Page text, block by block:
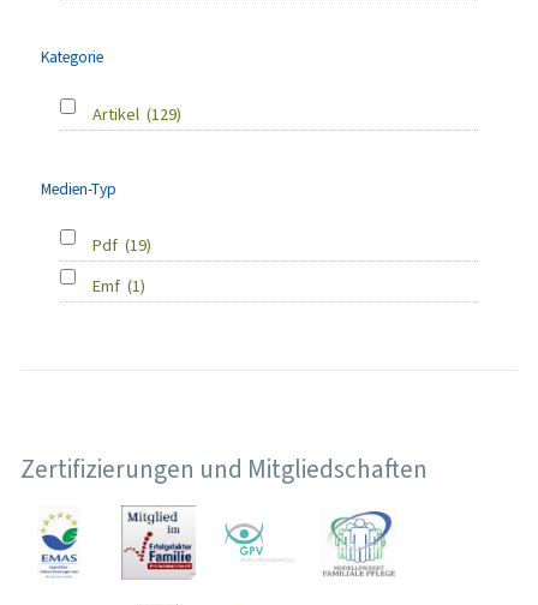
Kategorie
Artikel (129)
Medien-Typ
Pdf (19)
Emf (1)
Zertifizierungen und Mitgliedschaften